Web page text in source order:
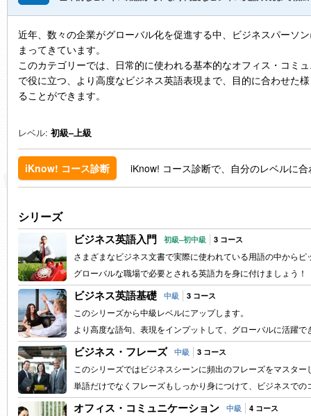
近年、数々の企業がグローバル化を促進する中、ビジネスパーソ
まってきています。
このカテゴリーでは、日常的に使われる基本的なオフィス・コミ
で役に立つ、より高度なビジネス英語表現まで、目的に合わせた
ることができます。
レベル: 初級–上級
iKnow! コース診断 iKnow! コース診断で、自分のレベルに
シリーズ
ビジネス英語入門 初級–初中級 3 コース
さまざまなビジネス文書で実際に使われている用語の中から
グローバルな職場で必要とされる英語力を身に付けましょう！
ビジネス英語基礎 中級 3 コース
このシリーズから中級レベルにアップします。
より高度な語句、表現をインプットして、グローバルに活躍
ビジネス・フレーズ 中級 3 コース
このシリーズではビジネスシーンに頻出のフレーズをマスター
単語だけでなくフレーズもしっかり身につけて、ビジネスで
オフィス・コミュニケーション 中級 4 コース